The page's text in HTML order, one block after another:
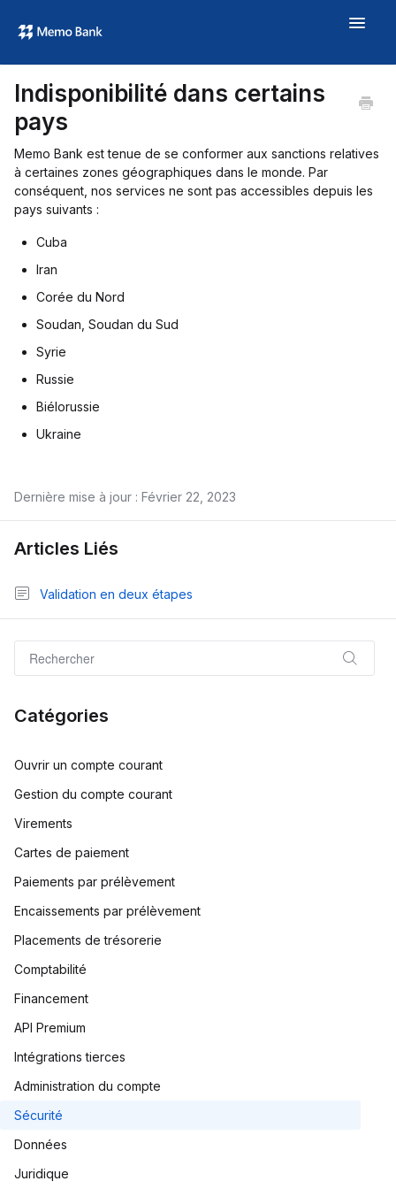
Toggle
À propos
Indisponibilité dans certains
pays
Memo Bank est tenue de se conformer aux sanctions relatives
à certaines zones géographiques dans le monde. Par
conséquent, nos services ne sont pas accessibles depuis les
pays suivants :
Cuba
Iran
Corée du Nord
Soudan, Soudan du Sud
Syrie
Russie
Biélorussie
Ukraine
Dernière mise à jour : Février 22, 2023
Articles Liés
Validation en deux étapes
Catégories
Ouvrir un compte courant
Gestion du compte courant
Virements
Cartes de paiement
Paiements par prélèvement
Encaissements par prélèvement
Placements de trésorerie
Comptabilité
Financement
API Premium
Intégrations tierces
Administration du compte
Sécurité
Données
Juridique